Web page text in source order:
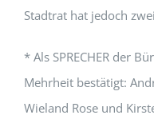
Stadtrat hat jedoch
* Als SPRECHER der
Mehrheit bestätigt:
Wieland Rose und